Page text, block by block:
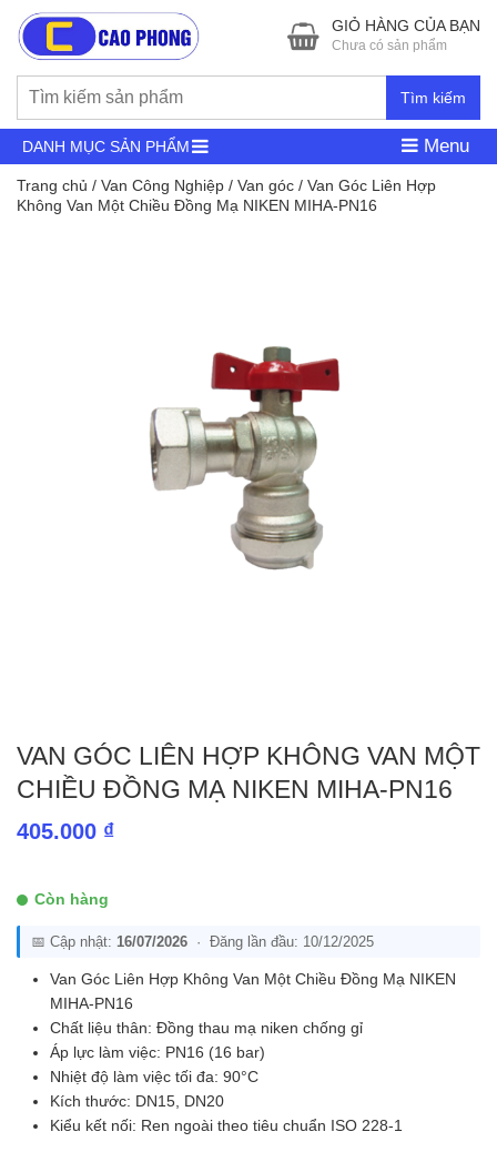
Tìm kiếm
GIỎ HÀNG CỦA BẠN
Chưa có sản phẩm
DANH MỤC SẢN PHẨM Menu
Trang chủ / Van Công Nghiệp / Van góc / Van Góc Liên Hợp
Không Van Một Chiều Đồng Mạ NIKEN MIHA-PN16
VAN GÓC LIÊN HỢP KHÔNG VAN MỘT
CHIỀU ĐỒNG MẠ NIKEN MIHA-PN16
405.000 ₫
Còn hàng
📅 Cập nhật: 16/07/2026 · Đăng lần đầu: 10/12/2025
Van Góc Liên Hợp Không Van Một Chiều Đồng Mạ NIKEN
MIHA-PN16
Chất liệu thân: Đồng thau mạ niken chống gỉ
Áp lực làm việc: PN16 (16 bar)
Nhiệt độ làm việc tối đa: 90°C
Kích thước: DN15, DN20
Kiểu kết nối: Ren ngoài theo tiêu chuẩn ISO 228-1